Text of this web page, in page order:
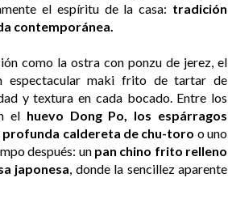
el espíritu de la casa: tradición
contemporánea.
como la ostra con ponzu de jerez, el
espectacular maki frito de tartar de
y textura en cada bocado. Entre los
el huevo Dong Po, los espárragos
profunda caldereta de chu-toro o uno
después: un pan chino frito relleno
japonesa , donde la sencillez aparente